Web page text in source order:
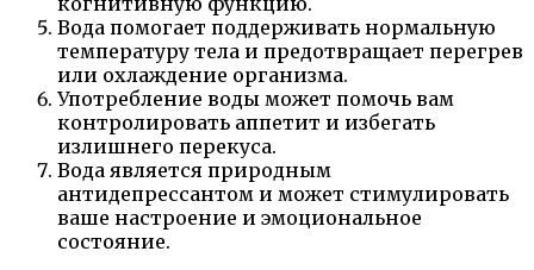
Вода помогает поддерживать нормальную
температуру тела и предотвращает перегрев
или охлаждение организма.
Употребление воды может помочь вам
контролировать аппетит и избегать
излишнего перекуса.
Вода является природным
антидепрессантом и может стимулировать
ваше настроение и эмоциональное
состояние.